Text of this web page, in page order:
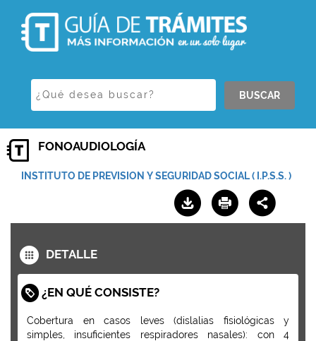
BUSCAR
FONOAUDIOLOGÍA
INSTITUTO DE PREVISION Y SEGURIDAD SOCIAL ( I.P.S.S. )
DETALLE
¿EN QUÉ CONSISTE?
Cobertura en casos leves (dislalias fisiológicas y
simples, insuficientes respiradores nasales): con 4